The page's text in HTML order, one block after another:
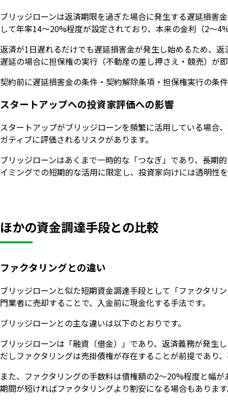
ブリッジローンは返済期限を過ぎた場合に発生する遅延損害
して年率14〜20%程度が設定されており、本来の金利（2〜
返済が1日遅れるだけでも遅延損害金が発生し始めるため、
遅延の場合に担保権の実行（不動産の差し押さえ・競売）が
契約前に遅延損害金の条件・契約解除条項・担保権実行の条
スタートアップへの投資家評価への影響
スタートアップがブリッジローンを頻繁に活用している場合
ガティブに評価されるリスクがあります。
ブリッジローンはあくまで一時的な「つなぎ」であり、長期
イミングでの短期的な活用に限定し、投資家向けには透明性
ほかの資金調達手段との比較
ファクタリングとの違い
ブリッジローンと似た短期資金調達手段として「ファクタリ
門業者に売却することで、入金前に現金化する手法です。
ブリッジローンとの主な違いは以下のとおりです。
ブリッジローンは「融資（借金）」であり、返済義務が発生
だしファクタリングは売掛債権が存在することが前提であり
また、ファクタリングの手数料は債権額の2〜20%程度と幅
期間が短ければファクタリングより割安になる場合もありま